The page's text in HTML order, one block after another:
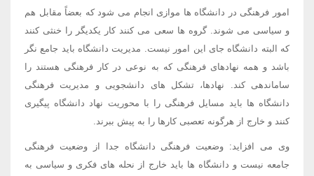
امور فرهنگی در دانشگاه ها موازی انجام می شود که بعضاً مقابل هم
و سیاسی می شوند. گروه ها سعی می کنند کار یکدیگر را خنثی کنند
که البته دانشگاه جای این امور نیست. مدیریت دانشگاه باید جامع نگر
باشد و همه نهادهای فرهنگی که به نوعی در کار فرهنگی هستند را
ساماندهی کند. نهادها، تشکل های دانشجویی و مدیریت فرهنگی
دانشگاه ها باید مسایل فرهنگی را با محوریت نهاد دانشگاه پیگیری
کنند و خارج از هرگونه تعصبی کارها را به پیش ببرند.
وی می افزاید: وضعیت فرهنگی دانشگاه جدا از وضعیت فرهنگی
جامعه نیست و دانشگاه ها باید خارج از نحله های فکری و سیاسی به